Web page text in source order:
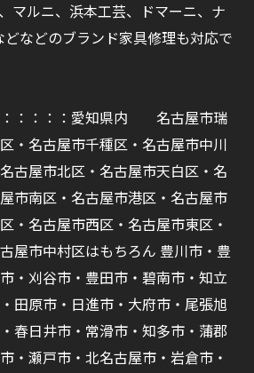
マルニ、浜本工芸、ドマーニ、ナ
などのブランド家具修理も対応で
：：：：：愛知県内 名古屋市瑞
・名古屋市千種区・名古屋市中川
古屋市北区・名古屋市天白区・名
市南区・名古屋市港区・名古屋市
・名古屋市西区・名古屋市東区・
屋市中村区はもちろん 豊川市・豊
・刈谷市・豊田市・碧南市・知立
田原市・日進市・大府市・尾張旭
春日井市・常滑市・知多市・蒲郡
・瀬戸市・北名古屋市・岩倉市・